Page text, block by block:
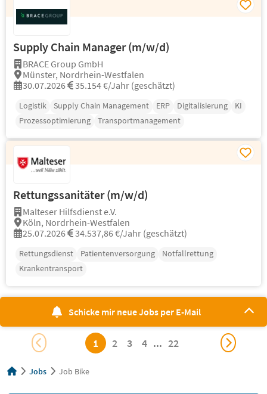
Supply Chain Manager (m/w/d)
BRACE Group GmbH
Münster, Nordrhein-Westfalen
30.07.2026
35.154 €/Jahr (geschätzt)
Logistik Supply Chain Management ERP Digitalisierung
KI
Prozessoptimierung
Transportmanagement
Rettungssanitäter (m/w/d)
Malteser Hilfsdienst e.V.
Köln, Nordrhein-Westfalen
25.07.2026
34.537,86 €/Jahr (geschätzt)
Rettungsdienst Patientenversorgung
Notfallrettung
Krankentransport
Schicke mir neue Jobs per E-Mail
1 2 3 4 ... 22
Jobs Job Bike